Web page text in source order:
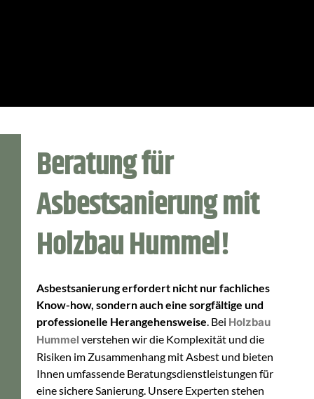
Beratung für
Asbestsanierung mit
Holzbau Hummel!
Asbestsanierung erfordert nicht nur fachliches
Know-how, sondern auch eine sorgfältige und
professionelle Herangehensweise . Bei Holzbau
Hummel verstehen wir die Komplexität und die
Risiken im Zusammenhang mit Asbest und bieten
Ihnen umfassende Beratungsdienstleistungen für
eine sichere Sanierung. Unsere Experten stehen